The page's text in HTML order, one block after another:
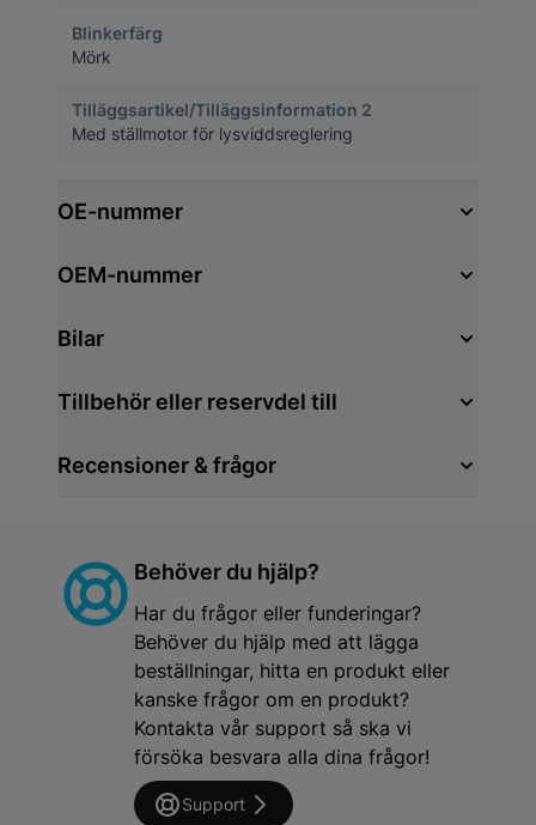
Blinkerfärg
Mörk
Tilläggsartikel/Tilläggsinformation 2
Med ställmotor för lysviddsreglering
OE-nummer
OEM-nummer
Bilar
Tillbehör eller reservdel till
Recensioner & frågor
Behöver du hjälp?
Har du frågor eller funderingar?
Behöver du hjälp med att lägga
beställningar, hitta en produkt eller
kanske frågor om en produkt?
Kontakta vår support så ska vi
försöka besvara alla dina frågor!
Support